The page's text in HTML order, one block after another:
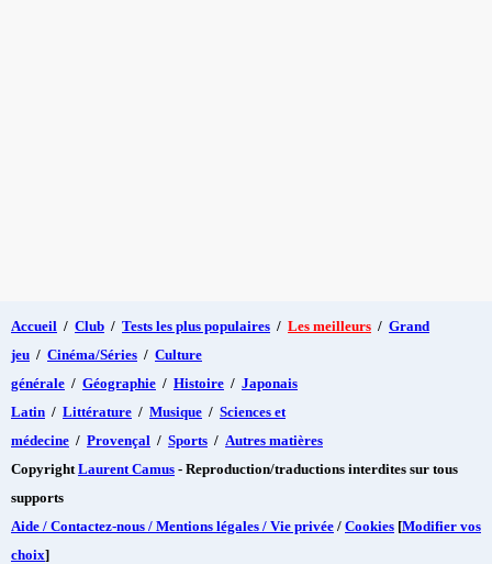
Accueil / Club / Tests les plus populaires / Les meilleurs / Grand
jeu / Cinéma/Séries / Culture
générale / Géographie / Histoire / Japonais
Latin / Littérature / Musique / Sciences et
médecine / Provençal / Sports / Autres matières
Copyright Laurent Camus - Reproduction/traductions interdites sur tous
supports
Aide / Contactez-nous / Mentions légales / Vie privée / Cookies [Modifier vos
choix]